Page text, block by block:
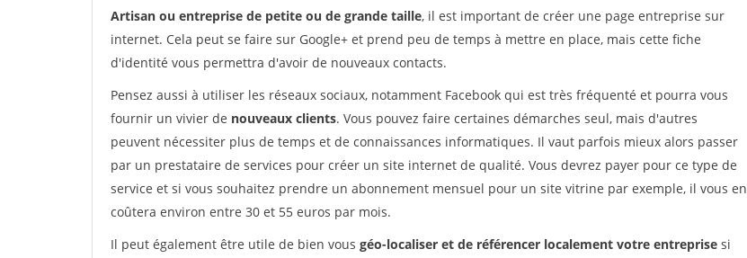
Artisan ou entreprise de petite ou de grande taille, il est important de créer une page entreprise sur
internet. Cela peut se faire sur Google+ et prend peu de temps à mettre en place, mais cette fiche
d'identité vous permettra d'avoir de nouveaux contacts.
Pensez aussi à utiliser les réseaux sociaux, notamment Facebook qui est très fréquenté et pourra vous
fournir un vivier de nouveaux clients. Vous pouvez faire certaines démarches seul, mais d'autres
peuvent nécessiter plus de temps et de connaissances informatiques. Il vaut parfois mieux alors passer
par un prestataire de services pour créer un site internet de qualité. Vous devrez payer pour ce type de
service et si vous souhaitez prendre un abonnement mensuel pour un site vitrine par exemple, il vous en
coûtera environ entre 30 et 55 euros par mois.
Il peut également être utile de bien vous géo-localiser et de référencer localement votre entreprise si